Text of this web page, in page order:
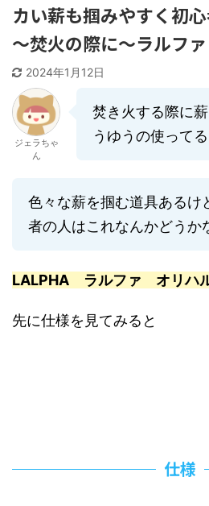
カい薪も掴みやすく初
～焚火の際に～ラルファ
2024年1月12日
ジェラちゃ
ん
焚き火する際に
うゆうの使ってる
色々な薪を掴む道具あるけ
者の人はこれなんかどうか
LALPHA ラルファ オリハ
先に仕様を見てみると
仕様